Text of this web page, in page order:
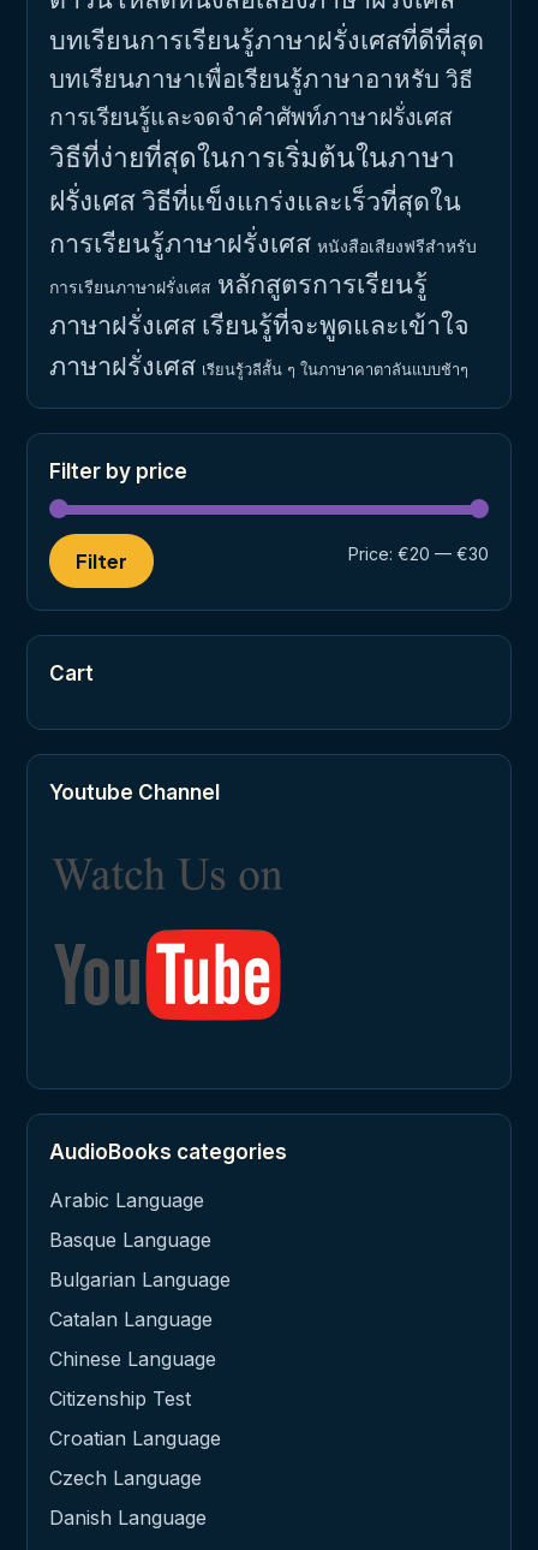
บทเรียนการเรียนรู้ภาษาฝรั่งเศสที่ดีที่สุด
บทเรียนภาษาเพื่อเรียนรู้ภาษาอาหรับ วิธี
การเรียนรู้และจดจำคำศัพท์ภาษาฝรั่งเศส
วิธีที่ง่ายที่สุดในการเริ่มต้นในภาษา
ฝรั่งเศสวิธีที่แข็งแกร่งและเร็วที่สุดใน
การเรียนรู้ภาษาฝรั่งเศส หนังสือเสียงฟรีสำหรับ
การเรียนภาษาฝรั่งเศส หลักสูตรการเรียนรู้
ภาษาฝรั่งเศส เรียนรู้ที่จะพูดและเข้าใจ
ภาษาฝรั่งเศส เรียนรู้วลีสั้น ๆ ในภาษาคาตาลันแบบช้าๆ
Filter by price
Filter Price: €20 — €30
Cart
Youtube Channel
AudioBooks categories
Arabic Language
Basque Language
Bulgarian Language
Catalan Language
Chinese Language
Citizenship Test
Croatian Language
Czech Language
Danish Language